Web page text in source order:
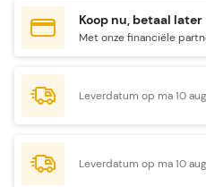
Koop nu, betaal later
Met onze financiële
Leverdatum op ma 10
Leverdatum op ma 10